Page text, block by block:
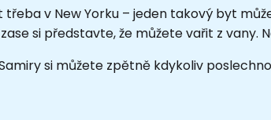
třeba v New Yorku – jeden takový byt
si představte, že můžete vařit z vany.
si můžete zpětně kdykoliv